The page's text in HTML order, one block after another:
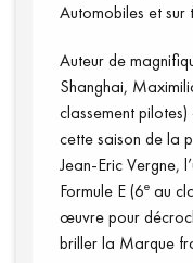
Automobiles et sur
Auteur de
Shanghai,
classement
cette saison de la
Jean-Eric Vergne,
Formule E (6e au
œuvre pour
briller la Marque